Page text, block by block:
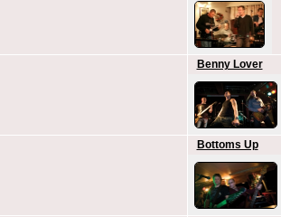
Benny Lover
Bottoms Up